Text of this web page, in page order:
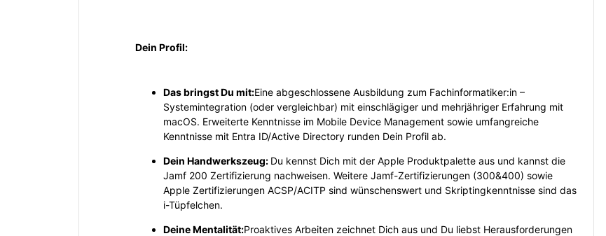
Dein Profil:
Das bringst Du mit:Eine abgeschlossene Ausbildung zum Fachinformatiker:in –
Systemintegration (oder vergleichbar) mit einschlägiger und mehrjähriger Erfahrung mit
macOS. Erweiterte Kenntnisse im Mobile Device Management sowie umfangreiche
Kenntnisse mit Entra ID/Active Directory runden Dein Profil ab.
Dein Handwerkszeug: Du kennst Dich mit der Apple Produktpalette aus und kannst die
Jamf 200 Zertifizierung nachweisen. Weitere Jamf-Zertifizierungen (300&400) sowie
Apple Zertifizierungen ACSP/ACITP sind wünschenswert und Skriptingkenntnisse sind das
i-Tüpfelchen.
Deine Mentalität:Proaktives Arbeiten zeichnet Dich aus und Du liebst Herausforderungen